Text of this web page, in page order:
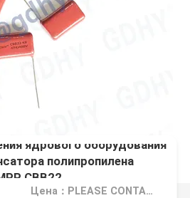
ядрового оборудования
полипропилена
CBB22
Цена：PLEASE CONTACT US FOR MORE DETAILS